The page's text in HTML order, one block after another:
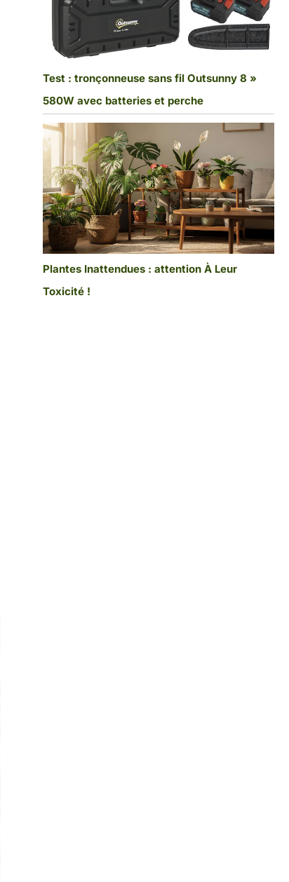
Test : tronçonneuse sans fil Outsunny 8 »
580W avec batteries et perche
Plantes Inattendues : attention À Leur
Toxicité !